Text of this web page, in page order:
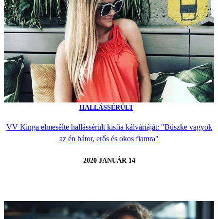
HALLÁSSÉRÜLT
VV Kinga elmesélte hallássérült kisfia kálváriáját: "Büszke vagyok
az én bátor, erős és okos fiamra"
2020 JANUÁR 14